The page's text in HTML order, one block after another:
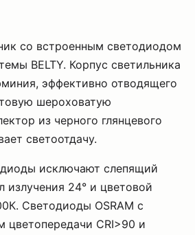
со встроенным светодиодом
BELTY. Корпус светильника
эффективно отводящего
шероховатую
из черного глянцевого
светоотдачу.
исключают слепящий
излучения 24° и цветовой
Светодиоды OSRAM с
цветопередачи CRI>90 и